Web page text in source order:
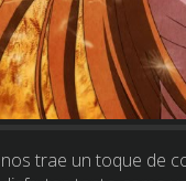
trae un toque de